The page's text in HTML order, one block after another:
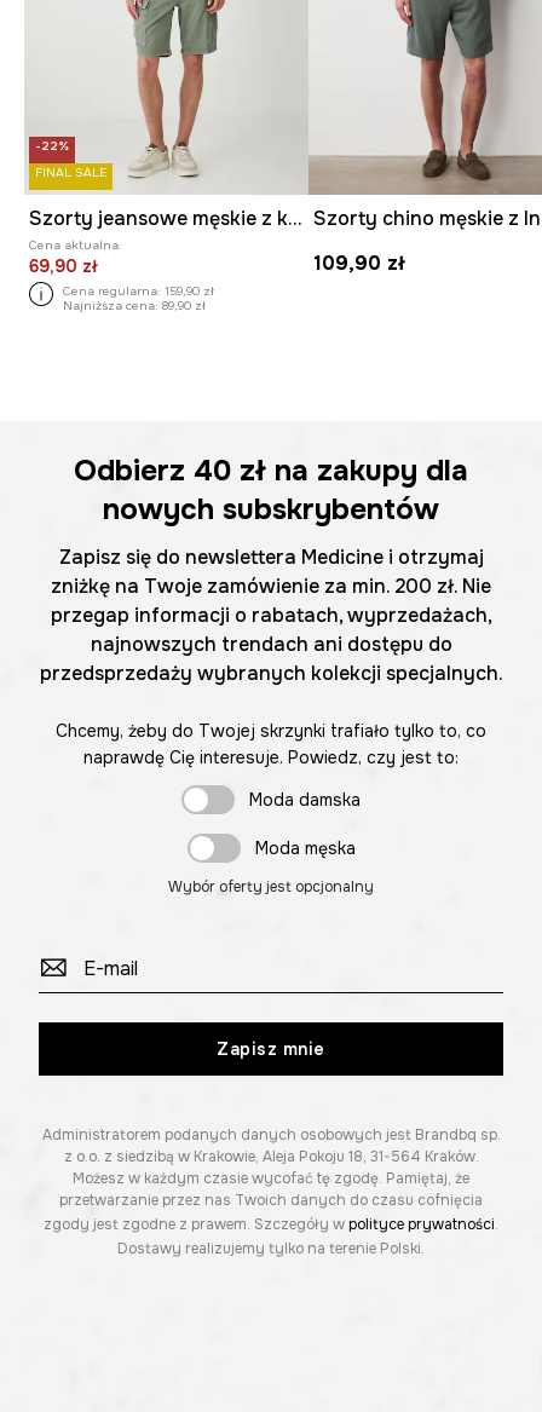
-22%
FINAL SALE
Szorty jeansowe męskie z kieszeniami cargo kolor zielony
Cena aktualna:
69,90 zł
Cena regularna: 159,90 zł
Najniższa cena: 89,90 zł
Szorty chino męskie z
109,90 zł
Odbierz 40 zł na zakupy dla
nowych subskrybentów
Zapisz się do newslettera Medicine i otrzymaj
zniżkę na Twoje zamówienie za min. 200 zł. Nie
przegap informacji o rabatach, wyprzedażach,
najnowszych trendach ani dostępu do
przedsprzedaży wybranych kolekcji specjalnych.
Chcemy, żeby do Twojej skrzynki trafiało tylko to, co
naprawdę Cię interesuje. Powiedz, czy jest to:
Moda damska
Moda męska
Wybór oferty jest opcjonalny
Zapisz mnie
Administratorem podanych danych osobowych jest Brandbq sp.
z o.o. z siedzibą w Krakowie, Aleja Pokoju 18, 31-564 Kraków.
Możesz w każdym czasie wycofać tę zgodę. Pamiętaj, że
przetwarzanie przez nas Twoich danych do czasu cofnięcia
zgody jest zgodne z prawem. Szczegóły wpolityce prywatności.
Dostawy realizujemy tylko na terenie Polski.